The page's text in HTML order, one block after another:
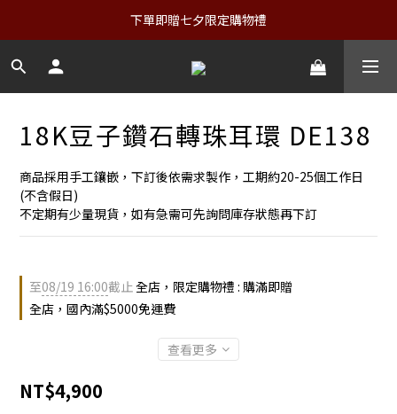
下單即贈七夕限定購物禮
18K豆子鑽石轉珠耳環 DE138
商品採用手工鑲嵌，下訂後依需求製作，工期約20-25個工作日
(不含假日)
不定期有少量現貨，如有急需可先詢問庫存狀態再下訂
至08/19 16:00截止全店，限定購物禮 : 購滿即贈
全店，國內滿$5000免運費
查看更多
NT$4,900